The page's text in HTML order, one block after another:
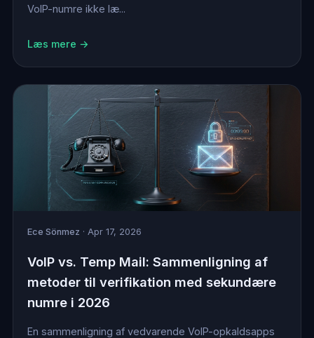
VoIP-numre ikke læ...
Læs mere →
Ece Sönmez · Apr 17, 2026
VoIP vs. Temp Mail: Sammenligning af
metoder til verifikation med sekundære
numre i 2026
En sammenligning af vedvarende VoIP-opkaldsapps